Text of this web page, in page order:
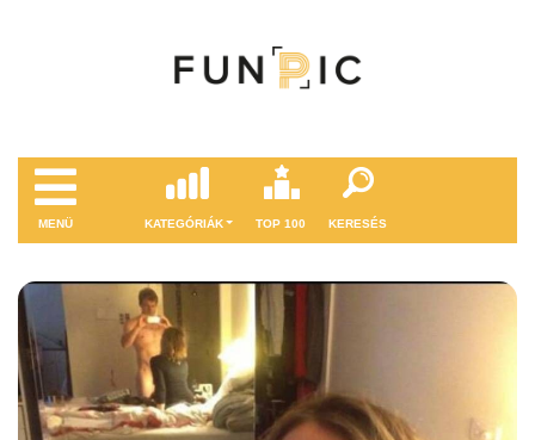
MENÜ KATEGÓRIÁK TOP 100 KERESÉS